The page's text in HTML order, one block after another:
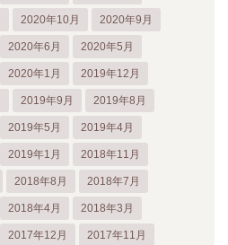
2020年10月 2020年9月
2020年6月 2020年5月
2020年1月 2019年12月
2019年9月 2019年8月
2019年5月 2019年4月
2019年1月 2018年11月
2018年8月 2018年7月
2018年4月 2018年3月
2017年12月 2017年11月